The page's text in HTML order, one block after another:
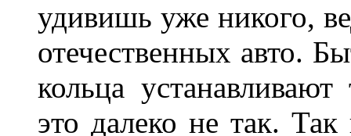
удивишь уже никого,
отечественных авто.
кольца
это далеко не так. Так